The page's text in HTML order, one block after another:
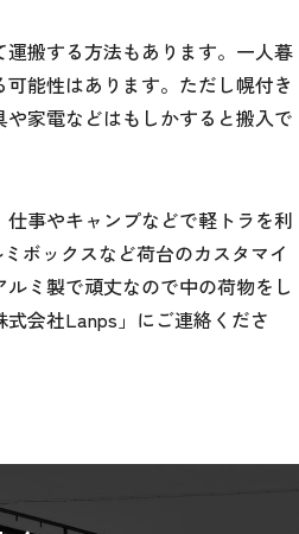
搬する方法もあります。一人暮
能性はあります。ただし幌付き
家電などはもしかすると搬入で
事やキャンプなどで軽トラを利
ボックスなど荷台のカスタマイ
ミ製で頑丈なので中の荷物をし
会社Lanps」にご連絡くださ